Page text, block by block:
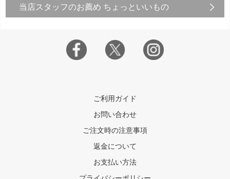
当店スタッフのお薦め ちょっといいもの
ご利用ガイド
お問い合わせ
ご注文時の注意事項
返金について
お支払い方法